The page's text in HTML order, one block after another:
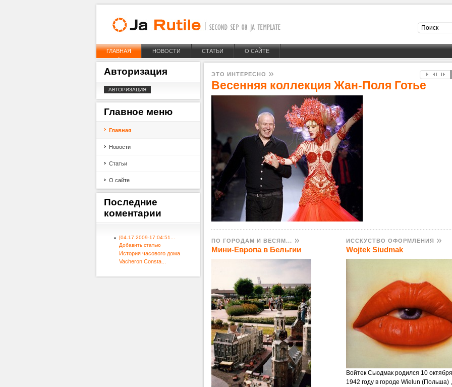
ГЛАВНАЯ НОВОСТИ СТАТЬИ О САЙТЕ
ЭТО ИНТЕРЕСНО
Весенняя коллекция Жан-Поля Готье
Весна всегда дарит
чего-то нового, необычного. И, конечно же, современн...
ПОДРОБНЕЕ...
ПО ГОРОДАМ И ВЕСЯМ...
Мини-Европа в Бельгии
ИССКУСТВО ОФОРМЛЕНИЯ
Wojtek Siudmak
Войтек Сьюдмак родился 10
1942 году в городе Wielun (Польша)
Авторизация
Главное меню
Главная
Новости
Статьи
О сайте
Последние
коментарии
[04.17.2009-17:04:51...
Добавить статью
История часового дома
Vacheron Consta...